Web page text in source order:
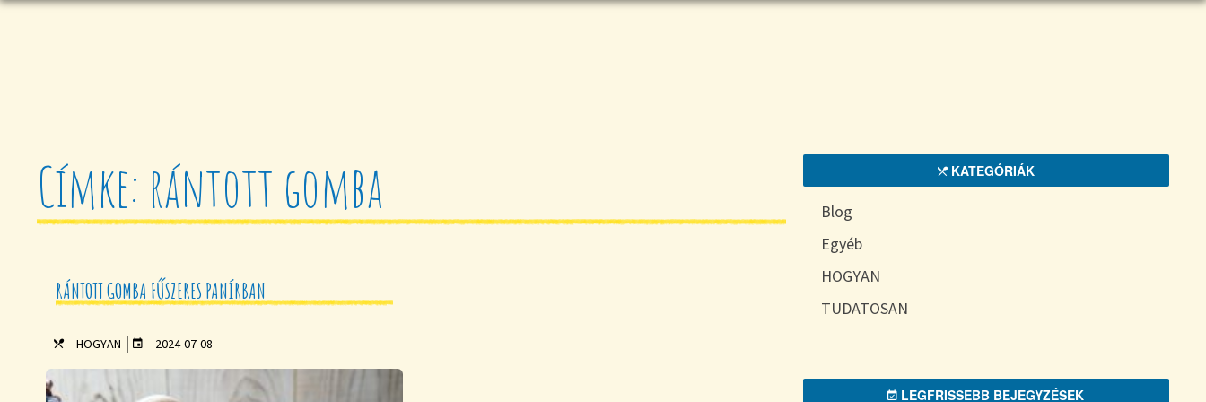
Címke: rántott gomba
RÁNTOTT GOMBA FŰSZERES PANÍRBAN
HOGYAN | 2024-07-08
KATEGÓRIÁK
Blog
Egyéb
HOGYAN
TUDATOSAN
LEGFRISSEBB BEJEGYZÉSEK